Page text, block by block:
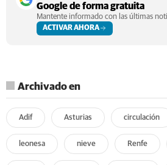
Google de forma gratuita
Mantente informado con las últimas
ACTIVAR AHORA
Archivado en
Adif Asturias circulación
leonesa nieve Renfe